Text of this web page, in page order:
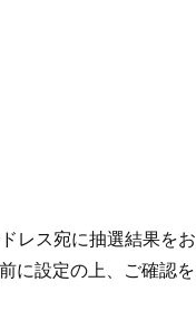
ス宛に抽選結果をお
設定の上、ご確認を